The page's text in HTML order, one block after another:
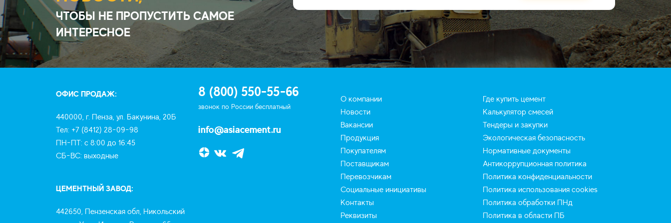
ЧТОБЫ НЕ ПРОПУСТИТЬ САМОЕ
ИНТЕРЕСНОЕ
ОФИС ПРОДАЖ:
440000, г. Пенза, ул. Бакунина, 20Б
Тел: +7 (8412) 28-09-98
ПН-ПТ: с 8:00 до 16:45
СБ-ВС: выходные
ЦЕМЕНТНЫЙ ЗАВОД:
442650, Пензенская обл, Никольский
8 (800) 550-55-66
звонок по России бесплатный
info@asiacement.ru
О компании
Новости
Вакансии
Продукция
Покупателям
Поставщикам
Перевозчикам
Социальные инициативы
Контакты
Реквизиты
Где купить цемент
Калькулятор смесей
Тендеры и закупки
Экологическая безопасность
Нормативные документы
Антикоррупционная политика
Политика конфиденциальности
Политика использования cookies
Политика обработки ПНд
Политика в области ПБ